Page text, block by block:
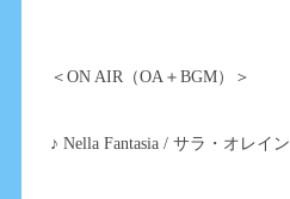
＜ON AIR（OA＋BGM）＞
♪ Nella Fantasia / サラ・オレイン